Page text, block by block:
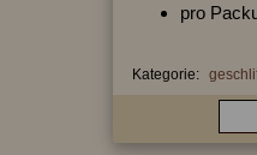
pro
Kategorie: